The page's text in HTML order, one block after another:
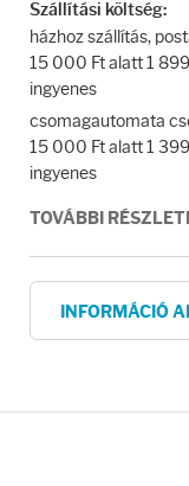
Szállítási költség:
házhoz szállítás,
15 000 Ft alatt 1
ingyenes
csomagautomata
15 000 Ft alatt 1
ingyenes
TOVÁBBI
INFORMÁCIÓ